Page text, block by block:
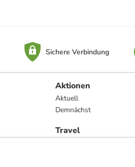
Sichere Verbindung
Aktionen
Aktuell
Demnächst
Travel